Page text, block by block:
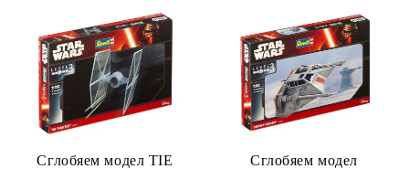
Сглобяем модел TIE
Сглобяем модел